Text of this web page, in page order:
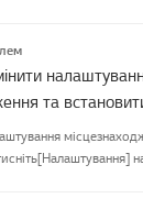
та